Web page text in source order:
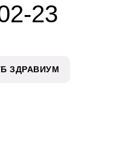
23
ЗДРАВИУМ